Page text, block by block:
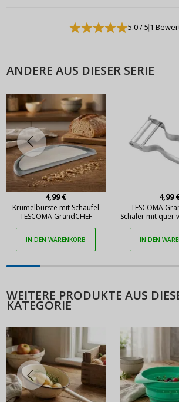
5.0/ 51
ANDERE AUS DIESER SERIE
4,99 €
Krümelbürste mit Schaufel
TESCOMA GrandCHEF
IN DEN WARENKORB
4,99
TESCOMA
Schäler mit quer
IN DEN
WEITERE PRODUKTE AUS
KATEGORIE